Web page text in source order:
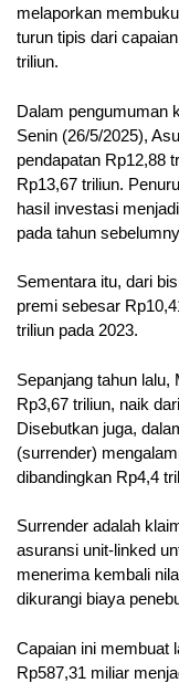
melaporkan
turun tipis dari
triliun.
Dalam pengumuman
Senin (26/5/2025),
pendapatan Rp12,88
Rp13,67 triliun.
hasil investasi
pada tahun
Sementara itu, dari
premi sebesar
triliun pada 2023.
Sepanjang tahun
Rp3,67 triliun, naik
Disebutkan juga,
(surrender)
dibandingkan Rp4,4
Surrender adalah
asuransi unit-linked
menerima kembali
dikurangi biaya
Capaian ini membuat
Rp587,31 miliar